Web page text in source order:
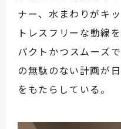
ナー、水まわりがキ
トレスフリーな動線
パクトかつスムーズ
の無駄のない計画が
をもたらしている。